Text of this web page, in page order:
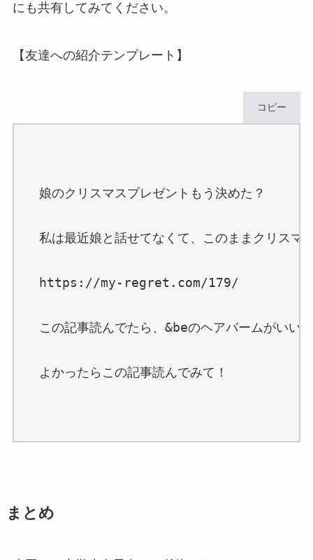
にも共有してみてください。
【友達への紹介テンプレート】
コピー
娘のクリスマスプレゼントもう決めた？
私は最近娘と話せてなくて、このままクリスマ
https://my-regret.com/179/
この記事読んでたら、&beのヘアバームがいい
よかったらこの記事読んでみて！
まとめ